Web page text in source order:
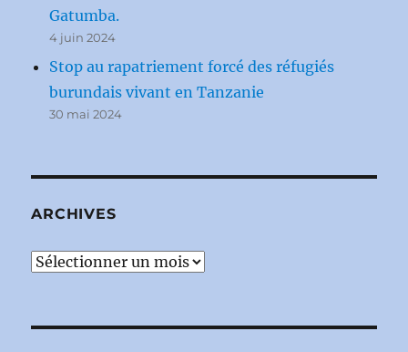
Gatumba.
4 juin 2024
Stop au rapatriement forcé des réfugiés
burundais vivant en Tanzanie
30 mai 2024
ARCHIVES
Archives